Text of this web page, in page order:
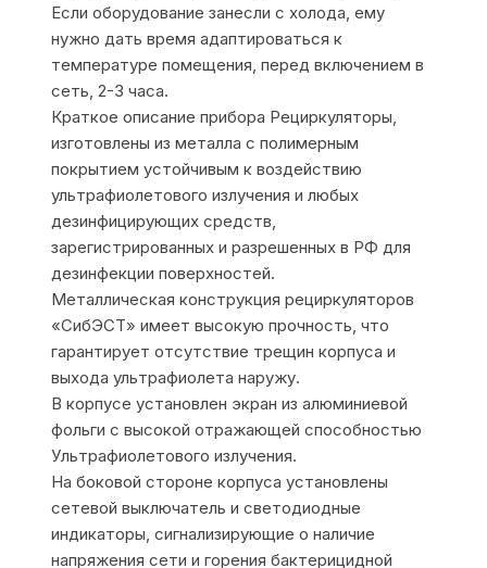
Если оборудование занесли с холода, ему
нужно дать время адаптироваться к
температуре помещения, перед включением в
сеть, 2-3 часа.
Краткое описание прибора Рециркуляторы,
изготовлены из металла с полимерным
покрытием устойчивым к воздействию
ультрафиолетового излучения и любых
дезинфицирующих средств,
зарегистрированных и разрешенных в РФ для
дезинфекции поверхностей.
Металлическая конструкция рециркуляторов
«СибЭСТ» имеет высокую прочность, что
гарантирует отсутствие трещин корпуса и
выхода ультрафиолета наружу.
В корпусе установлен экран из алюминиевой
фольги с высокой отражающей способностью
Ультрафиолетового излучения.
На боковой стороне корпуса установлены
сетевой выключатель и светодиодные
индикаторы, сигнализирующие о наличие
напряжения сети и горения бактерицидной